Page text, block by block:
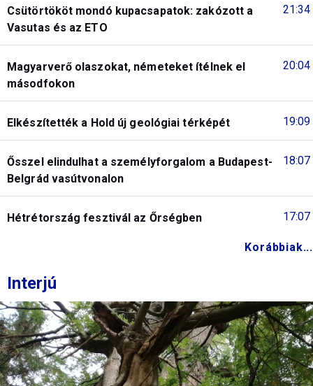
21:34
Csütörtököt mondó kupacsapatok: zakózott a
Vasutas és az ETO
20:04
Magyarverő olaszokat, németeket ítélnek el
másodfokon
19:09
Elkészítették a Hold új geológiai térképét
18:07
Ősszel elindulhat a személyforgalom a Budapest-
Belgrád vasútvonalon
17:07
Hétrétország fesztivál az Őrségben
Korábbiak...
Interjú